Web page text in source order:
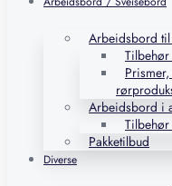
Arbeidsbord til
Arbeidsbord i
Pakketilbud
Diverse